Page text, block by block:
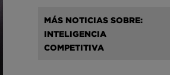
MÁS NOTICIAS SOBRE:
INTELIGENCIA
COMPETITIVA